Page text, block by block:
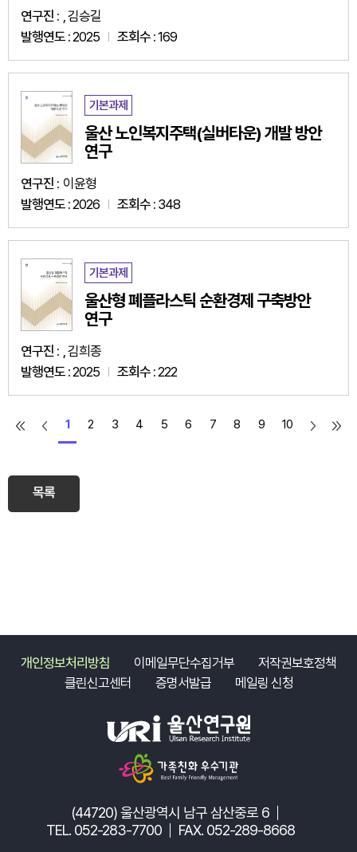
연구진 : , 김승길
발행연도 :2025 조회수 :169
기본과제
울산 노인복지주택(실버타운) 개발 방안
연구
연구진 : 이윤형
발행연도 :2026 조회수 : 348
기본과제
울산형 폐플라스틱 순환경제 구축방안
연구
연구진 : , 김희종
발행연도 :2025 조회수 :222
1 2 3 4 5 6 7 8 9 10
목록
개인정보처리방침 이메일무단수집거부
저작권보호정책
클린신고센터
증명서발급 메일링 신청
(44720) 울산광역시 남구 삼산중로 6
TEL. 052-283-7700
FAX. 052-289-8668